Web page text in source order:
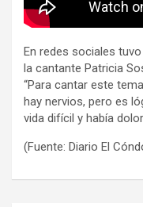
En redes sociales
la cantante Patricia
“Para cantar este
hay nervios, pero es
vida difícil y había
(Fuente: Diario El